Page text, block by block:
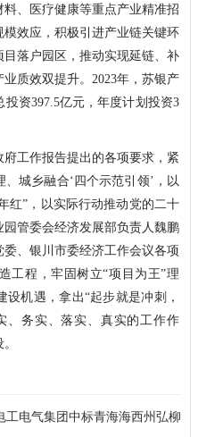
、医疗健康等重点产业精准招
效应，积极引进产业链关键环
落户园区，推动实现延链、补
质效双提升。2023年，苏银产
资397.5亿元，年度计划投资3
工作报告提出的各项要求，紧
城乡融合‘四个示范引领’，以
红”，以实际行动推动党的二十
管委会经济发展部负责人魏鹏
、银川市委经济工作会议各项
工程，牢固树立“项目为王”理
机遇，拿出“起步就是冲刺，
、务实、落实、真实的工作作
工电气集团中标青海海西州弘柳